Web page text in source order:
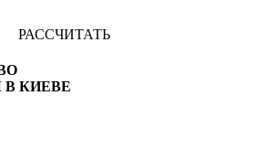
РАССЧИТАТЬ
В КИЕВЕ